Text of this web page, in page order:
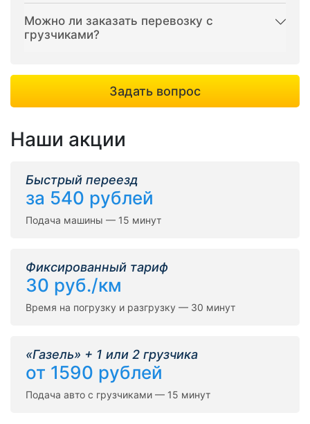
Можно ли заказать перевозку с
грузчиками?
Задать вопрос
Наши акции
Быстрый переезд
за 540 рублей
Подача машины — 15 минут
Фиксированный тариф
30 руб./км
Время на погрузку и разгрузку — 30 минут
«Газель» + 1 или 2 грузчика
от 1590 рублей
Подача авто с грузчиками — 15 минут